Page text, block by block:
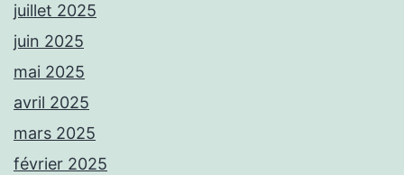
juillet 2025
juin 2025
mai 2025
avril 2025
mars 2025
février 2025